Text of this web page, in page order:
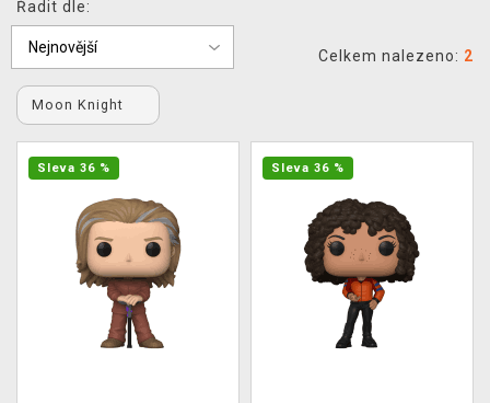
DOPRAVA
XZONE KLUB
TCG & BOARDGAME HUB
VÝKUP HER (BAZAR)
Řadit dle:
Celkem nalezeno: 2
Moon Knight
Sleva 36 % Sleva 36 %